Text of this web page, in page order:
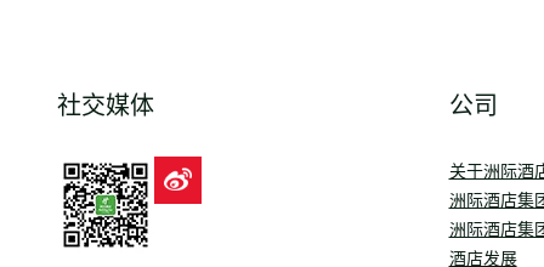
社交媒体 公司
关于洲际酒
洲际酒店集
洲际酒店集
酒店发展